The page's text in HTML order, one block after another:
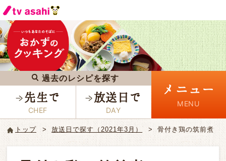
過去のレシピを探す
先生で 放送日で
メニュー
トップ 放送日で探す（2021年3月） 骨付き鶏の筑前煮